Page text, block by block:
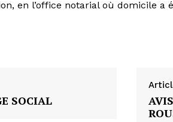
en l’office notarial où domicile a
SOCIAL